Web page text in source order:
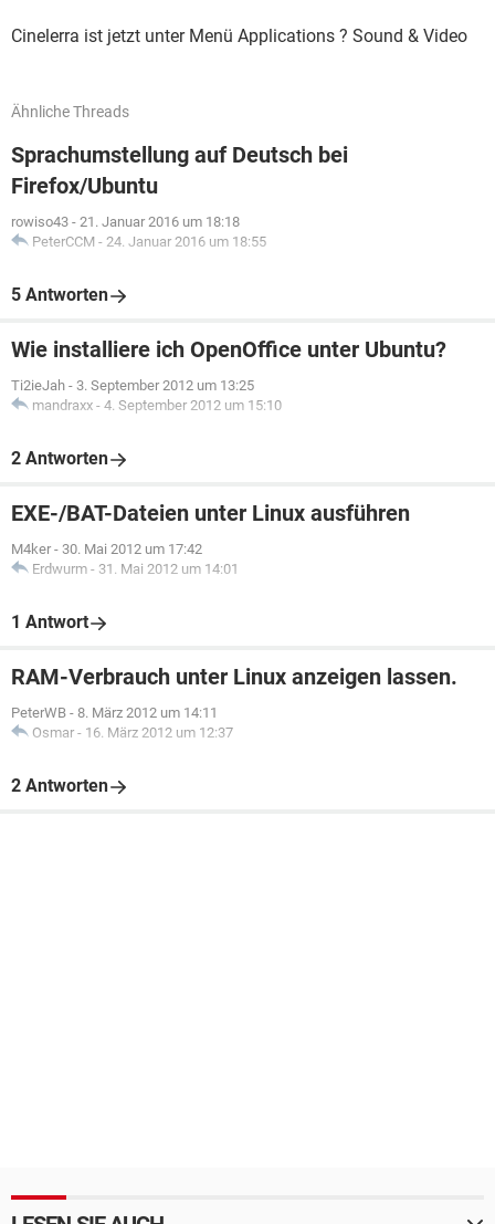
Cinelerra ist jetzt unter Menü Applications ? Sound & Video
Ähnliche Threads
Sprachumstellung auf Deutsch bei
Firefox/Ubuntu
rowiso43 - 21. Januar 2016 um 18:18
PeterCCM - 24. Januar 2016 um 18:55
5 Antworten
Wie installiere ich OpenOffice unter Ubuntu?
Ti2ieJah - 3. September 2012 um 13:25
mandraxx - 4. September 2012 um 15:10
2 Antworten
EXE-/BAT-Dateien unter Linux ausführen
M4ker - 30. Mai 2012 um 17:42
Erdwurm - 31. Mai 2012 um 14:01
1 Antwort
RAM-Verbrauch unter Linux anzeigen lassen.
PeterWB - 8. März 2012 um 14:11
Osmar - 16. März 2012 um 12:37
2 Antworten